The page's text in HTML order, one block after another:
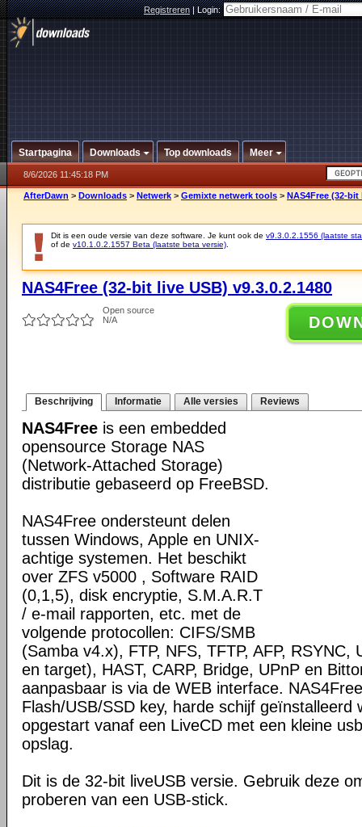
Registreren|Login:
Startpagina Downloads Top downloads Meer
8/6/2026 11:45:18 PM
AfterDawn > Downloads > Netwerk > Gemixte netwerk tools > NAS4Free (32-bit
Dit is een oude versie van deze software. Je kunt ook de v9.3.0.2.1556 (laatste
of de v10.1.0.2.1557 Beta (laatste beta versie)
NAS4Free (32-bit live USB) v9.3.0.2.1480
Open source
N/A
Beschrijving Informatie Alle versies Reviews
NAS4Free is een embedded
opensource Storage NAS
(Network-Attached Storage)
distributie gebaseerd op FreeBSD.
NAS4Free ondersteunt delen
tussen Windows, Apple en UNIX-
achtige systemen. Het beschikt
over ZFS v5000 , Software RAID
(0,1,5), disk encryptie, S.M.A.R.T
/ e-mail rapporten, etc. met de
volgende protocollen: CIFS/SMB
(Samba v4.x), FTP, NFS, TFTP, AFP, RSYNC,
en target), HAST, CARP, Bridge, UPnP en
aanpasbaar is via de WEB interface.
Flash/USB/SSD key, harde schijf geïnstalleerd
opgestart vanaf een LiveCD met een kleine
opslag.
Dit is de 32-bit liveUSB versie. Gebruik deze
proberen van een USB-stick.